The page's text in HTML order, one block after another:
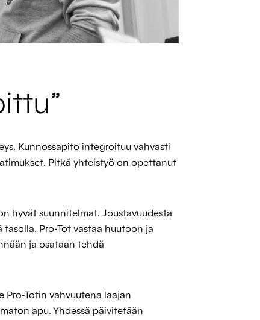
Kunnossapito integroituu vahvasti
Pitkä yhteistyö on opettanut
hyvät suunnitelmat. Joustavuudesta
Pro-Tot vastaa huutoon ja
ja osataan tehdä
Pro-Totin vahvuutena laajan
apu. Yhdessä päivitetään